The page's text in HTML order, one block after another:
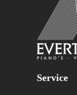
Service